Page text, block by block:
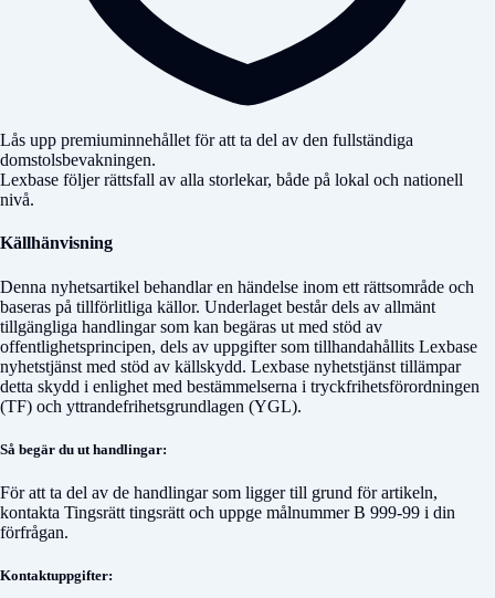
Lås upp premiuminnehållet för att ta del av den fullständiga
domstolsbevakningen.
Lexbase följer rättsfall av alla storlekar, både på lokal och nationell
nivå.
Källhänvisning
Denna nyhetsartikel behandlar en händelse inom ett rättsområde och
baseras på tillförlitliga källor. Underlaget består dels av allmänt
tillgängliga handlingar som kan begäras ut med stöd av
offentlighetsprincipen, dels av uppgifter som tillhandahållits Lexbase
nyhetstjänst med stöd av källskydd. Lexbase nyhetstjänst tillämpar
detta skydd i enlighet med bestämmelserna i tryckfrihetsförordningen
(TF) och yttrandefrihetsgrundlagen (YGL).
Så begär du ut handlingar:
För att ta del av de handlingar som ligger till grund för artikeln,
kontakta Tingsrätt tingsrätt och uppge målnummerB 999-99 i din
förfrågan.
Kontaktuppgifter: